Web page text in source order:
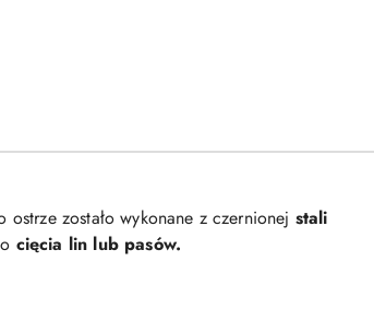
zostało wykonane z czernionej stali
cięcia lin lub pasów.